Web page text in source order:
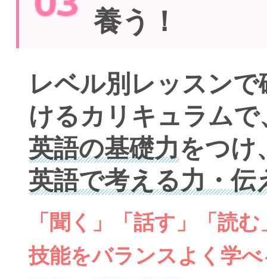
養う！
レベル別レッスン
けるカリキュラムで
英語の基礎力をつけ
英語で考える力・伝
「聞く」「話す」「読
技能をバランスよく学